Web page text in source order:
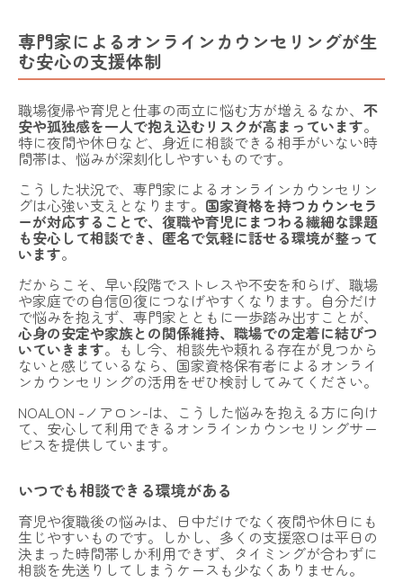
専門家によるオンラインカウンセリングが生
む安心の支援体制
職場復帰や育児と仕事の両立に悩む方が増えるなか、 不
安や孤独感を一人で抱え込むリスクが高まっています。
特に夜間や休日など、身近に相談できる相手がいない時
間帯は、悩みが深刻化しやすいものです。
こうした状況で、専門家によるオンラインカウンセリン
グは心強い支えとなります。 国家資格を持つカウンセラ
ーが対応することで、復職や育児にまつわる繊細な課題
も安心して相談でき、匿名で気軽に話せる環境が整って
います。
だからこそ、早い段階でストレスや不安を和らげ、職場
や家庭での自信回復につなげやすくなります。自分だけ
で悩みを抱えず、専門家とともに一歩踏み出すことが、
心身の安定や家族との関係維持、職場での定着に結びつ
いていきます。もし今、相談先や頼れる存在が見つから
ないと感じているなら、国家資格保有者によるオンライ
ンカウンセリングの活用をぜひ検討してみてください。
NOALON -ノアロン-は、こうした悩みを抱える方に向け
て、安心して利用できるオンラインカウンセリングサー
ビスを提供しています。
いつでも相談できる環境がある
育児や復職後の悩みは、日中だけでなく夜間や休日にも
生じやすいものです。しかし、多くの支援窓口は平日の
決まった時間帯しか利用できず、タイミングが合わずに
相談を先送りしてしまうケースも少なくありません。